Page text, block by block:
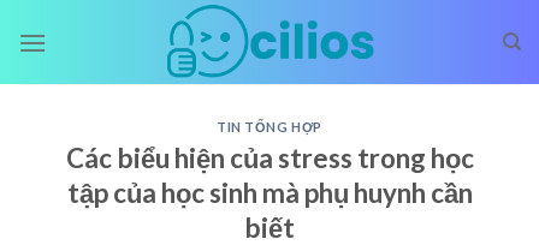
TIN TỔNG HỢP
Các biểu hiện của stress trong học
tập của học sinh mà phụ huynh cần
biết